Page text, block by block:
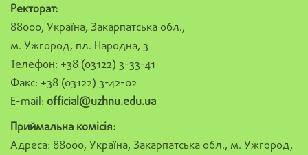
Ректорат:
88000, Україна, Закарпатська обл.,
м. Ужгород, пл. Народна, 3
Телефон: +38 (03122) 3-33-41
Факс: +38 (03122) 3-42-02
E-mail: official@uzhnu.edu.ua
Приймальна комісія:
Адреса: 88000, Україна, Закарпатська обл., м. Ужгород,